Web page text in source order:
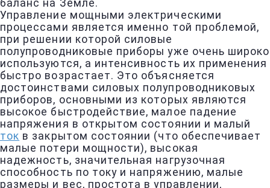
баланс на Земле.
Управление мощными электрическими
процессами является именно той проблемой,
при решении которой силовые
полупроводниковые приборы уже очень широко
используются, а интенсивность их применения
быстро возрастает. Это объясняется
достоинствами силовых полупроводниковых
приборов, основными из которых являются
высокое быстродействие, малое падение
напряжения в открытом состоянии и малый
ток в закрытом состоянии (что обеспечивает
малые потери мощности), высокая
надежность, значительная нагрузочная
способность по току и напряжению, малые
размеры и вес, простота в управлении,